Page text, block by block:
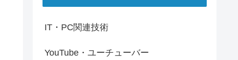
IT・PC関連技術
YouTube・ユーチューバー